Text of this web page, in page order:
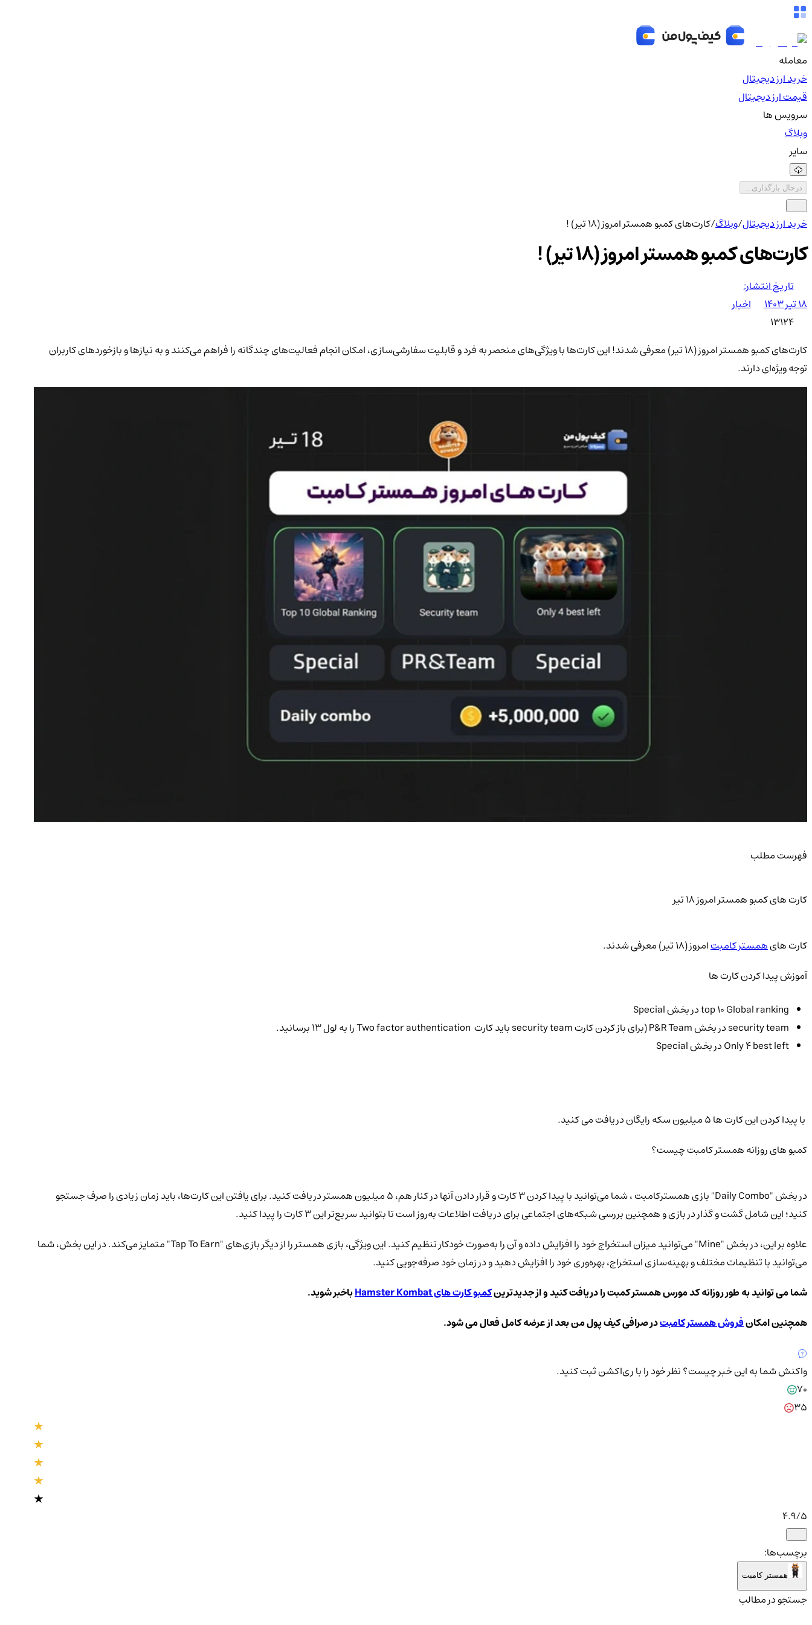
معامله
خرید ارز دیجیتال
قیمت ارز دیجیتال
سرویس ها
وبلاگ
سایر
درحال بارگذاری...
خرید ارز دیجیتال/وبلاگ/کارت‌های کمبو همستر امروز (18 تیر) !
کارت‌های کمبو همستر امروز (18 تیر) !
تاریخ انتشار:
۱۸ تیر ۱۴۰۳
اخبار
13124
کارت‌های کمبو همستر امروز (18 تیر) معرفی شدند! این کارت‌ها با ویژگی‌های منحصر به فرد و قابلیت سفارشی‌سازی، امکان انجام فعالیت‌های چندگانه را فراهم می‌کنند و به نیازها و بازخوردهای کاربران
توجه ویژه‌ای دارند.
فهرست مطلب
کارت های کمبو همستر امروز 18 تیر
کارت هایهمستر کامبتامروز (18 تیر) معرفی شدند.
آموزش پیدا کردن کارت ها
top 10 Global ranking در بخش Special
security team در بخش P&R Team (برای باز کردن کارت security team باید کارت Two factor authentication را به لول 13 برسانید.
Only 4 best left در بخش Special
با پیدا کردن این کارت ها 5 میلیون سکه رایگان دریافت می کنید.
کمبو های روزانه همستر کامبت چیست؟
در بخش "Daily Combo" بازی همسترکامبت ، شما می‌توانید با پیدا کردن 3 کارت و قرار دادن آنها در کنار هم، 5 میلیون همستر دریافت کنید. برای یافتن این کارت‌ها، باید زمان زیادی را صرف جستجو
کنید؛ این شامل گشت و گذار در بازی و همچنین بررسی شبکه‌های اجتماعی برای دریافت اطلاعات به‌روز است تا بتوانید سریع‌تر این 3 کارت را پیدا کنید.
علاوه بر این، در بخش "Mine" می‌توانید میزان استخراج خود را افزایش داده و آن را به‌صورت خودکار تنظیم کنید. این ویژگی، بازی همستر را از دیگر بازی‌های "Tap To Earn" متمایز می‌کند. در این بخش، شما
می‌توانید با تنظیمات مختلف و بهینه‌سازی استخراج، بهره‌وری خود را افزایش دهید و در زمان خود صرفه‌جویی کنید.
شما می توانید به طور روزانه کد مورس همستر کمبت را دریافت کنید و از جدیدترینکمبو کارت های Hamster Kombat
باخبر شوید.
همچنین امکانفروش همستر کامبتدر صرافی کیف پول من بعد از عرضه کامل فعال می شود.
واکنش شما به این خبر چیست؟نظر خود را با ری‌اکشن ثبت کنید.
70
35
4.9/5
برچسب‌ها:
همستر کامبت
جستجو در مطالب